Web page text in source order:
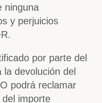
ninguna
y perjuicios
por parte del
devolución del
podrá reclamar
importe